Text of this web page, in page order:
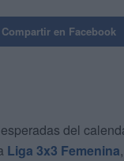
Compartir en Facebook
del
Liga 3x3 Femenina